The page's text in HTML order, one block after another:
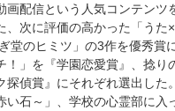
配信という人気コンテンツ
次に評価の高かった「うた
堂のヒミツ」の3作を優秀賞
」を『学園恋愛賞』、捻り
偵賞』にそれぞれ選出した
石～」、学校の心霊部に入